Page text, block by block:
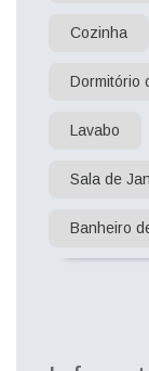
Cozinha
Dormitório
Lavabo
Sala de
Banheiro